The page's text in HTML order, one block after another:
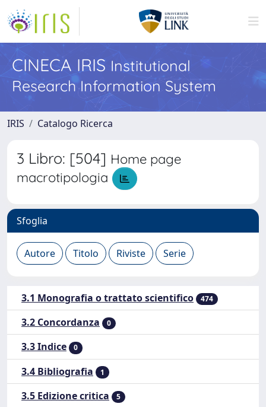
CINECA IRIS Institutional
Research Information System
IRIS Catalogo Ricerca
3 Libro: [504] Home page
macrotipologia
Sfoglia
3.1 Monografia o trattato scientifico 474
3.2 Concordanza 0
3.3 Indice 0
3.4 Bibliografia 1
3.5 Edizione critica 5